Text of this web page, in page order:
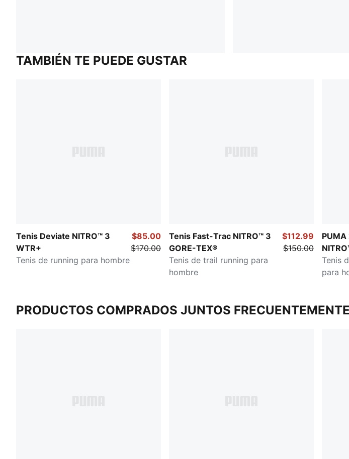
TAMBIÉN TE PUEDE GUSTAR
Tenis Deviate NITRO™ 3
WTR+
Tenis de running para hombre
$85.00
$170.00
Tenis Fast-Trac NITRO™ 3
GORE-TEX®
Tenis de trail running para
hombre
$112.99
$150.00
Tenis
para
PRODUCTOS COMPRADOS JUNTOS FRECUENTEMENTE